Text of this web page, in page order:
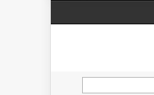
Szukaj: